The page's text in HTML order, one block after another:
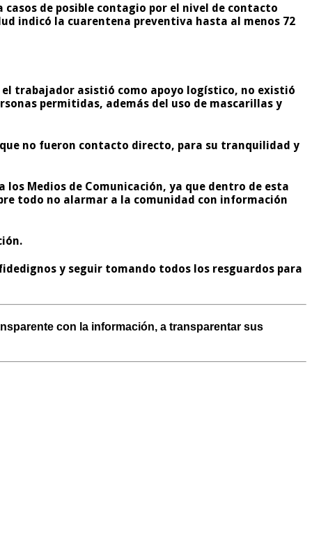
casos de posible contagio por el nivel de contacto
indicó la cuarentena preventiva hasta al menos 72
el trabajador asistió como apoyo logístico, no existió
permitidas, además del uso de mascarillas y
no fueron contacto directo, para su tranquilidad y
Medios de Comunicación, ya que dentro de esta
todo no alarmar a la comunidad con información
y seguir tomando todos los resguardos para
con la información, a transparentar sus